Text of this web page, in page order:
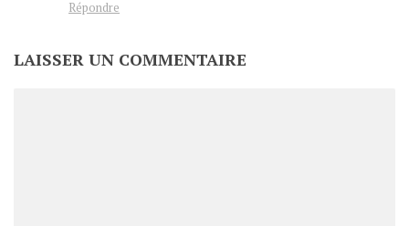
Répondre
LAISSER UN COMMENTAIRE